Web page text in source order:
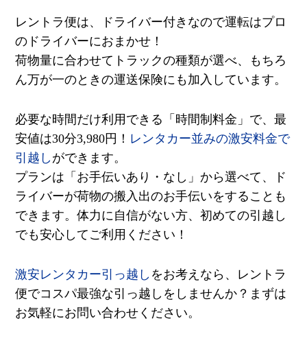
レントラ便は、ドライバー付きなので運転はプロ
のドライバーにおまかせ！
荷物量に合わせてトラックの種類が選べ、もちろ
ん万が一のときの運送保険にも加入しています。
必要な時間だけ利用できる「時間制料金」で、最
安値は30分3,980円！ レンタカー並みの激安料金で
引越し ができます。
プランは「お手伝いあり・なし」から選べて、ド
ライバーが荷物の搬入出のお手伝いをすることも
できます。体力に自信がない方、初めての引越し
でも安心してご利用ください！
激安レンタカー引っ越し をお考えなら、レントラ
便でコスパ最強な引っ越しをしませんか？まずは
お気軽にお問い合わせください。